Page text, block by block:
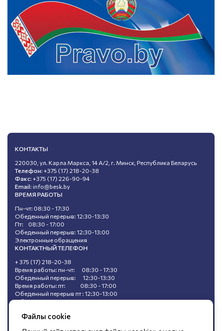
КОНТАКТЫ
220030, ул. Карла Маркса, 14 А/2, г. Минск, Республика Беларусь
Телефон: +375 (17) 218-20-38
Факс: +375 (17) 226-90-94
Email: info@besk.by
ВРЕМЯ РАБОТЫ
Пн-чт: 08:30 - 17:30
Обеденный перерыв: 12:30-13:30
Пт: 08:30 - 17:00
Обеденный перерыв: 12:30-13:00
Электронные обращения
КОНТАКТНЫЙ ТЕЛЕФОН
+ 375 (17) 218-20-38
Время работы: пн-чт: 08:30 - 17:30
Обеденный перерыв: 12:30-13:30
Время работы: пт: 08:30 - 17:00
Обеденный перерыв пт : 12:30-13:00
Обращения, поступившие в ходе
Файлы cookie